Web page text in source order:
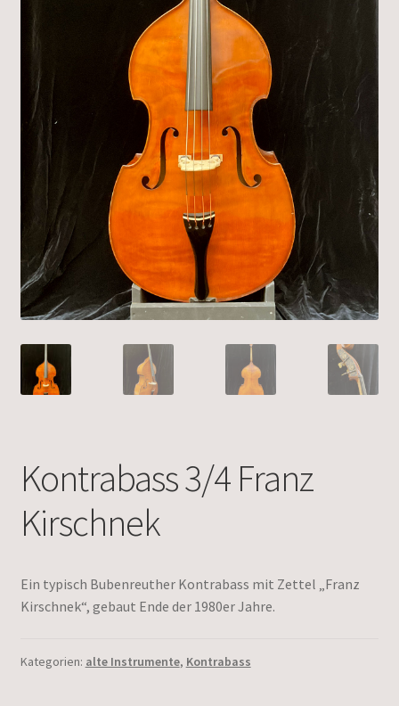
Kontrabass 3/4 Franz
Kirschnek
Ein typisch Bubenreuther Kontrabass mit Zettel „Franz
Kirschnek“, gebaut Ende der 1980er Jahre.
Kategorien: alte Instrumente, Kontrabass